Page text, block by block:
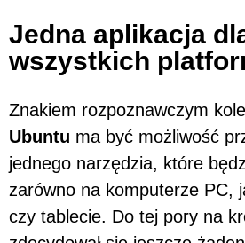
Jedna aplikacja
wszystkich
Znakiem rozpoznawczym
Ubuntu ma być możliwość
jednego narzędzia, które
zarówno na komputerze PC,
czy tablecie. Do tej pory na